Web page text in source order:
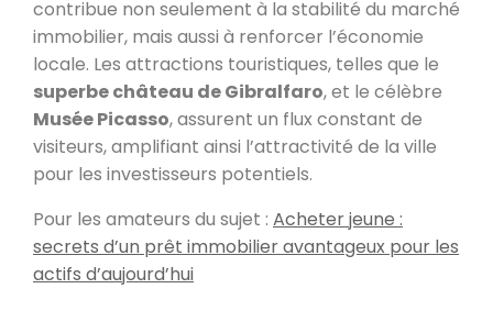
contribue non seulement à la stabilité du marché
immobilier, mais aussi à renforcer l’économie
locale. Les attractions touristiques, telles que le
superbe château de Gibralfaro, et le célèbre
Musée Picasso, assurent un flux constant de
visiteurs, amplifiant ainsi l’attractivité de la ville
pour les investisseurs potentiels.
Pour les amateurs du sujet : Acheter jeune :
secrets d’un prêt immobilier avantageux pour les
actifs d’aujourd’hui